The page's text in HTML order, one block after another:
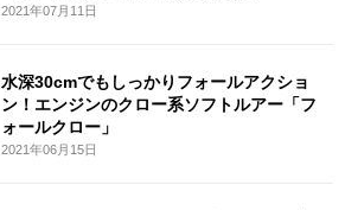
2021年07月11日
水深30cmでもしっかりフォールアクショ
ン！エンジンのクロー系ソフトルアー「フ
ォールクロー」
2021年06月15日